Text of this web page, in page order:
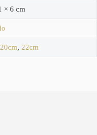
× 6 cm
20cm, 22cm